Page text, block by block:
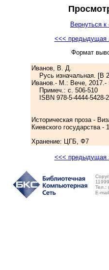
Вернуться к
<<< предыдущая
Формат
Иванов, В. Д.
Русь изначальная. [В
Иванов.- М.: Вече, 2017.-
Примеч.: с. 506-510
ISBN 978-5-4444-5428-
Историческая проза -
Киевского государства -
Хранение: ЦГБ, Ф7
<<< предыдущая
Тел.:
E-